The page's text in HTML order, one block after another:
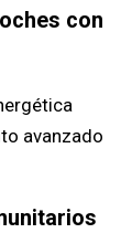
con
avanzado